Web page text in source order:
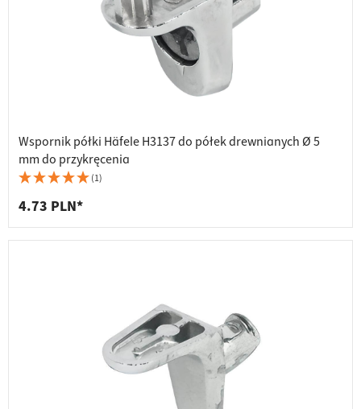
Wspornik półki Häfele H3137 do półek drewnianych Ø 5
mm do przykręcenia
(1)
4.73 PLN*